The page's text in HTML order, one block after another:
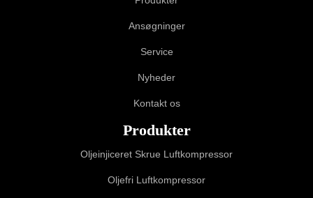
Ansøgninger
Service
Nyheder
Kontakt os
Produkter
Oljeinjiceret Skrue Luftkompressor
Oljefri Luftkompressor